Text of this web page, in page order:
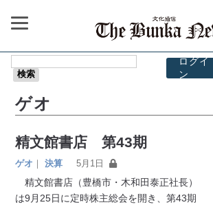
ログイ
ン
ゲオ
精文館書店 第43期
ゲオ ｜ 決算 5月1日
精文館書店（豊橋市・木和田泰正社長）
は9月25日に定時株主総会を開き、第43期